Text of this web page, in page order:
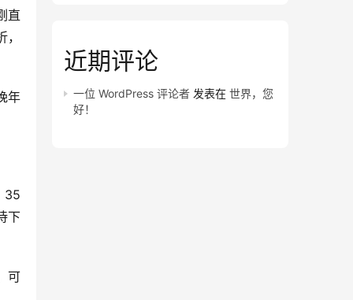
直
年
35
下
可
近期评论
一位 WordPress 评论者 发表在 世界，您
好！